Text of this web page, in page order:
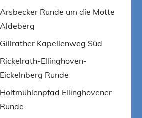
Arsbecker Runde um die Motte
Aldeberg
Gillrather Kapellenweg Süd
Rickelrath-Ellinghoven-
Eickelnberg Runde
Holtmühlenpfad Ellinghovener
Runde